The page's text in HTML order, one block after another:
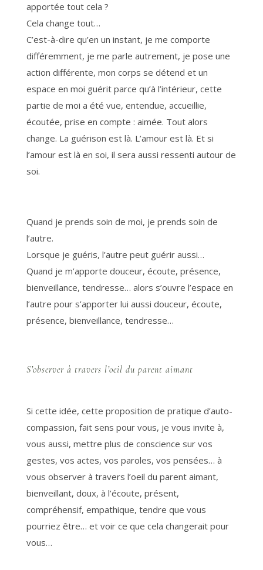
apportée tout cela ?
Cela change tout…
C’est-à-dire qu’en un instant, je me comporte
différemment, je me parle autrement, je pose une
action différente, mon corps se détend et un
espace en moi guérit parce qu’à l’intérieur, cette
partie de moi a été vue, entendue, accueillie,
écoutée, prise en compte : aimée. Tout alors
change. La guérison est là. L’amour est là. Et si
l’amour est là en soi, il sera aussi ressenti autour de
soi.
Quand je prends soin de moi, je prends soin de
l’autre.
Lorsque je guéris, l’autre peut guérir aussi…
Quand je m’apporte douceur, écoute, présence,
bienveillance, tendresse… alors s’ouvre l’espace en
l’autre pour s’apporter lui aussi douceur, écoute,
présence, bienveillance, tendresse…
S’observer à travers l’oeil du parent aimant
Si cette idée, cette proposition de pratique d’auto-
compassion, fait sens pour vous, je vous invite à,
vous aussi, mettre plus de conscience sur vos
gestes, vos actes, vos paroles, vos pensées… à
vous observer à travers l’oeil du parent aimant,
bienveillant, doux, à l’écoute, présent,
compréhensif, empathique, tendre que vous
pourriez être… et voir ce que cela changerait pour
vous…